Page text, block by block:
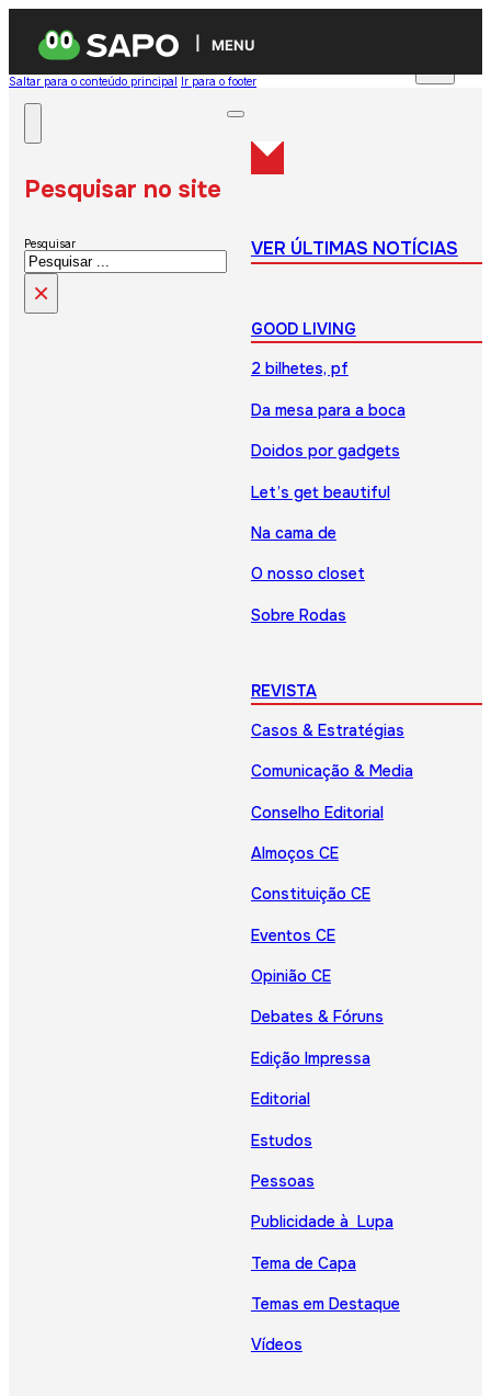
MENU
Saltar para o conteúdo principal Ir para o footer
Pesquisar no site
Pesquisar
×
VER ÚLTIMAS NOTÍCIAS
GOOD LIVING
2 bilhetes, pf
Da mesa para a boca
Doidos por gadgets
Let’s get beautiful
Na cama de
O nosso closet
Sobre Rodas
REVISTA
Casos & Estratégias
Comunicação & Media
Conselho Editorial
Almoços CE
Constituição CE
Eventos CE
Opinião CE
Debates & Fóruns
Edição Impressa
Editorial
Estudos
Pessoas
Publicidade à Lupa
Tema de Capa
Temas em Destaque
Vídeos